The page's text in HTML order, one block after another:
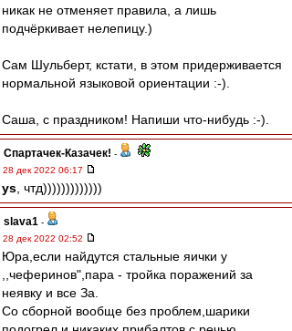
никак не отменяет правила, а лишь
подчёркивает нелепицу.)
Сам Шульберт, кстати, в этом придерживается
нормальной языковой ориентации :-).
Саша, с праздником! Напиши что-нибудь :-).
Спартачек-Казачек! -
28 дек 2022 06:17
ys , чтд)))))))))))))
slava1 -
28 дек 2022 02:52
Юра,если найдутся стальные яички у
,,чеферинов",пара - тройка поражений за
неявку и все За.
Со сборной вообще без проблем,шарики